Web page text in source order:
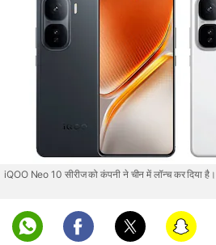
iQOO Neo 10 सीरीज को कंपनी ने चीन में लॉन्च कर दिया है।